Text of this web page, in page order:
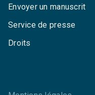
Envoyer un manuscrit
Service de presse
Droits